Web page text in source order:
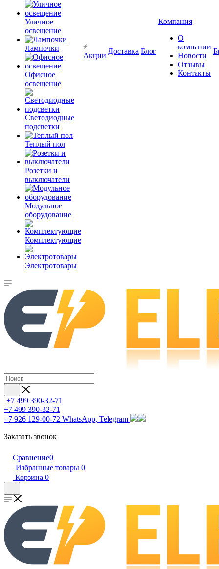
Уличное
освещение
Лампочки
Офисное
освещение
Светодиодные
подсветки
Теплый пол
Розетки и
выключатели
Модульное
оборудование
Комплектующие
Электротовары
Акции
Доставка Блог
Компания
О
компании
Новости
Отзывы
Контакты
+7 499 390-32-71
+7 499 390-32-71
+7 926 129-00-72 WhatsApp, Telegram
Заказать звонок
Сравнение0
Избранные товары 0
Корзина 0